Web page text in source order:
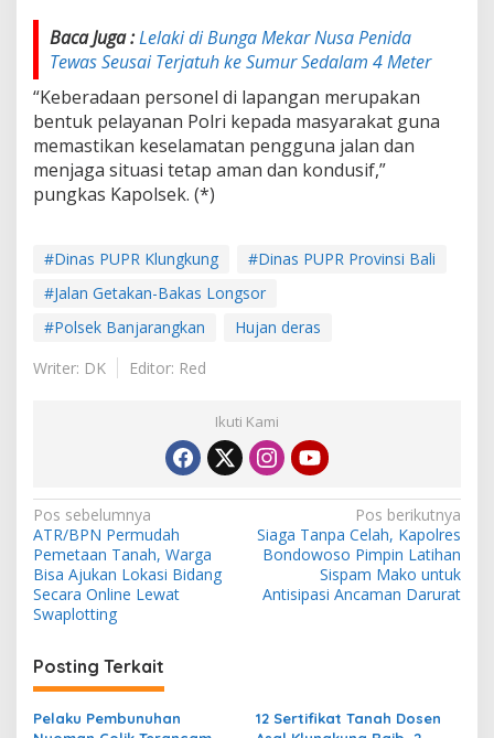
Baca Juga :Lelaki di Bunga Mekar Nusa Penida
Tewas Seusai Terjatuh ke Sumur Sedalam 4 Meter
“Keberadaan personel di lapangan merupakan
bentuk pelayanan Polri kepada masyarakat guna
memastikan keselamatan pengguna jalan dan
menjaga situasi tetap aman dan kondusif,”
pungkas Kapolsek. (*)
#Dinas PUPR Klungkung
#Dinas PUPR Provinsi Bali
#Jalan Getakan-Bakas Longsor
#Polsek Banjarangkan
Hujan deras
Writer: DK
Editor: Red
Ikuti Kami
N
a
v
i
a
s
Pos sebelumnya
ATR/BPN Permudah
Pemetaan Tanah, Warga
Bisa Ajukan Lokasi Bidang
Secara Online Lewat
Swaplotting
Pos berikutnya
Siaga Tanpa Celah, Kapolres
Bondowoso Pimpin Latihan
Sispam Mako untuk
Antisipasi Ancaman Darurat
Posting Terkait
Pelaku Pembunuhan
12 Sertifikat Tanah Dosen